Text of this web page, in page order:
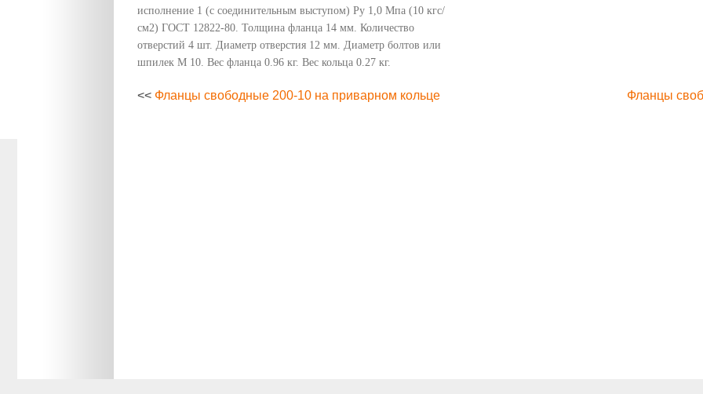
исполнение 1 (с соединительным выступом) Ру 1,0 Мпа (10 кгс/
см2) ГОСТ 12822-80. Толщина фланца 14 мм. Количество
отверстий 4 шт. Диаметр отверстия 12 мм. Диаметр болтов или
шпилек М 10. Вес фланца 0.96 кг. Вес кольца 0.27 кг.
<< Фланцы свободные 200-10 на приварном кольце Фланцы